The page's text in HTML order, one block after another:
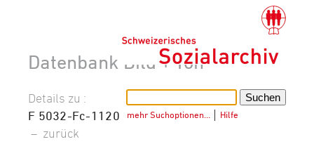
Datenbank Bild + Ton
mehr Suchoptionen… Hilfe
Details zu :
F 5032-Fc-1120
– zurück